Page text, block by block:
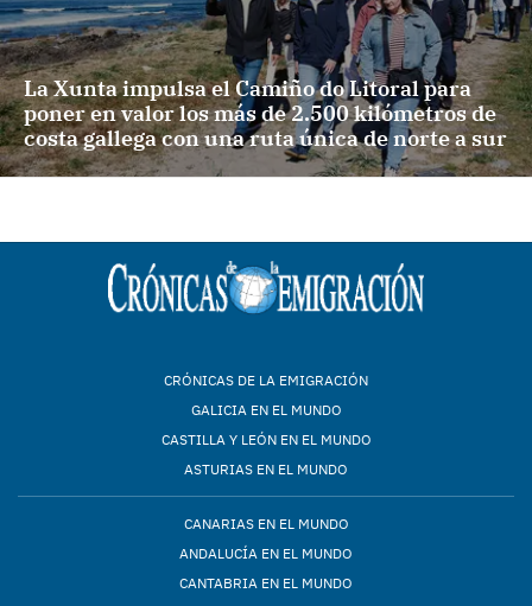
La Xunta impulsa el Camiño do Litoral para
poner en valor los más de 2.500 kilómetros de
costa gallega con una ruta única de norte a sur
CRÓNICAS DE LA EMIGRACIÓN
GALICIA EN EL MUNDO
CASTILLA Y LEÓN EN EL MUNDO
ASTURIAS EN EL MUNDO
CANARIAS EN EL MUNDO
ANDALUCÍA EN EL MUNDO
CANTABRIA EN EL MUNDO